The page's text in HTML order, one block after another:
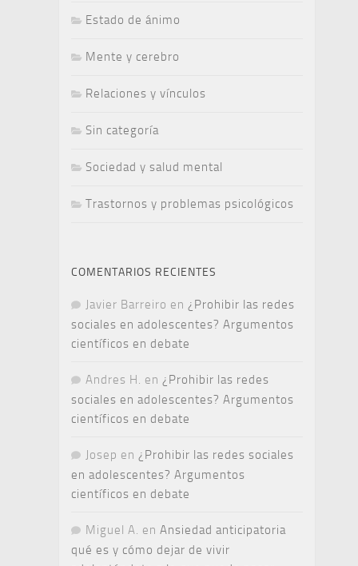
Estado de ánimo
Mente y cerebro
Relaciones y vínculos
Sin categoría
Sociedad y salud mental
Trastornos y problemas psicológicos
COMENTARIOS RECIENTES
Javier Barreiro en ¿Prohibir las redes
sociales en adolescentes? Argumentos
científicos en debate
Andres H. en ¿Prohibir las redes
sociales en adolescentes? Argumentos
científicos en debate
Josep en ¿Prohibir las redes sociales
en adolescentes? Argumentos
científicos en debate
Miguel A. en Ansiedad anticipatoria
qué es y cómo dejar de vivir